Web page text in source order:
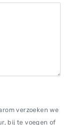
verzoeken we
bij te voegen of